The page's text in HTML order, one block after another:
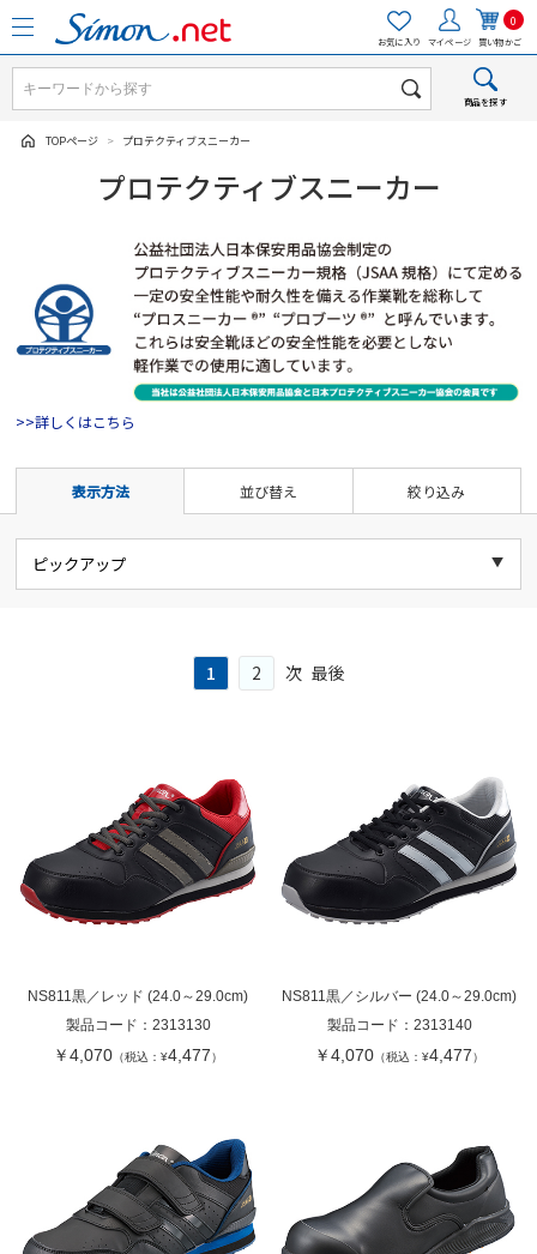
お気に入り マイページ
0
買い物かご
商品を探す
TOPページ > プロテクティブスニーカー
プロテクティブスニーカー
>>詳しくはこちら
表示方法 並び替え 絞り込み
1 2 次 最後
NS811黒／レッド (24.0～29.0cm)
製品コード： 2313130
￥4,070 （税込：¥4,477）
NS811黒／シルバー (24.0～29.0cm)
製品コード： 2313140
￥4,070 （税込：¥4,477）